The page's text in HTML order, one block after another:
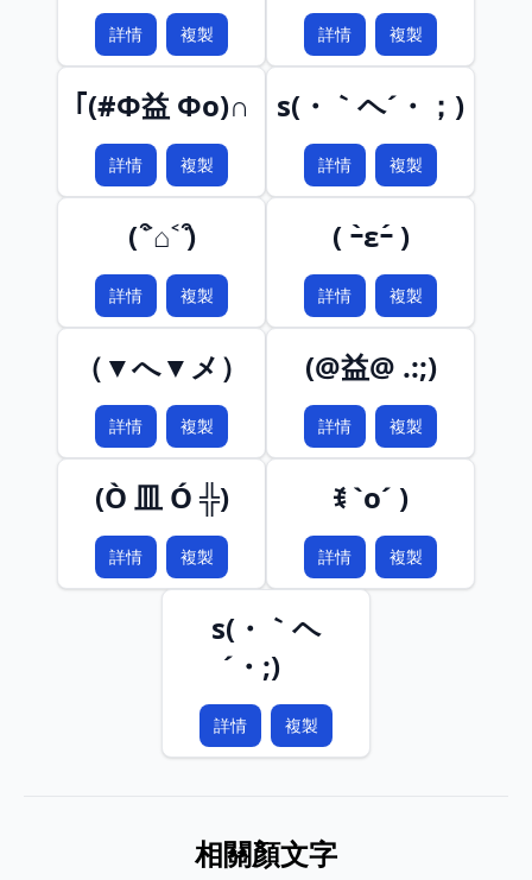
詳情 複製 詳情 複製
｢(#Φ益 Φo)∩
詳情 複製
s(・｀ヘ´・；)
詳情 複製
( ͒˃⌂˂ ͒)
詳情 複製
( ｰ̀εｰ́ )
詳情 複製
（▼へ▼メ）
詳情 複製
(@益@ .:;)
詳情 複製
(Ò 皿 Ó ╬)
詳情 複製
ꉂ `o´ )
詳情 複製
s(・｀ヘ
´・;)ゞ
詳情 複製
相關顏文字